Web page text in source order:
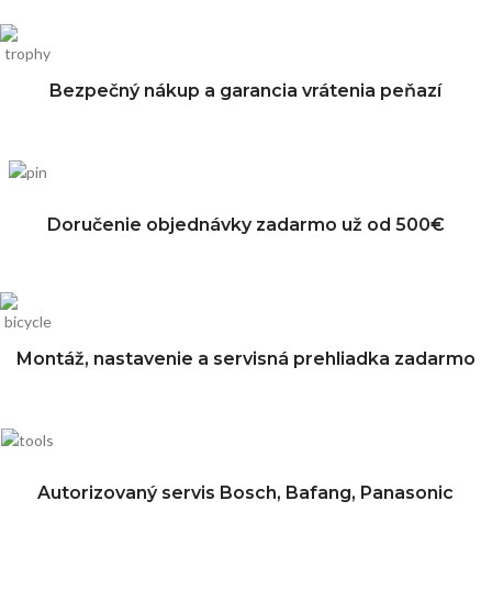
Autorizovaný servis Bosch, Bafang, Panasonic
Montáž, nastavenie a servisná prehliadka zadarmo
Doručenie objednávky zadarmo už od 500€
Bezpečný nákup a garancia vrátenia peňazí